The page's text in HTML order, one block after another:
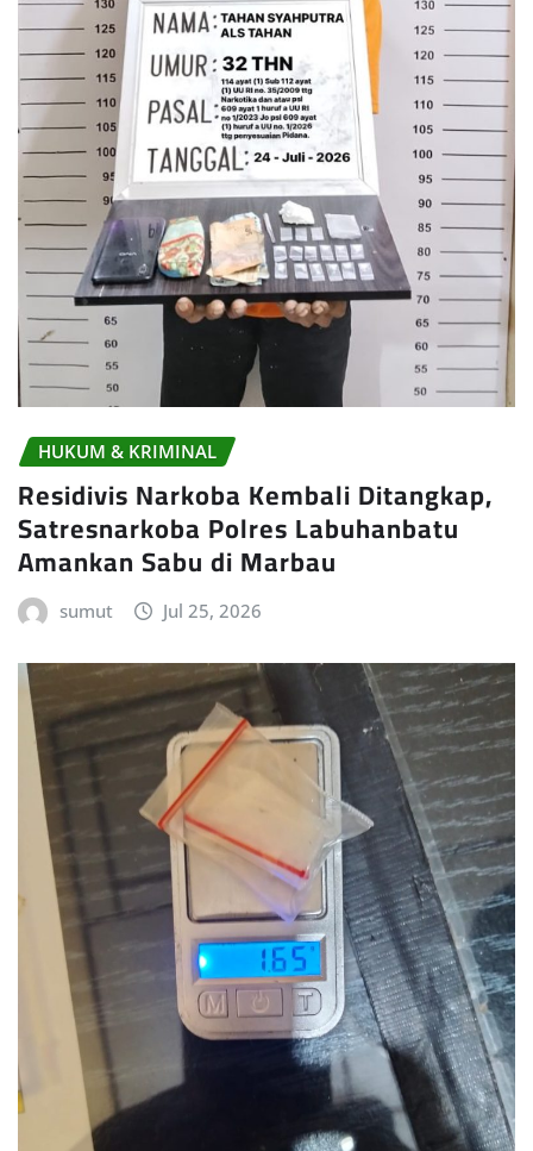
HUKUM & KRIMINAL
Residivis Narkoba Kembali Ditangkap,
Satresnarkoba Polres Labuhanbatu
Amankan Sabu di Marbau
sumut Jul 25, 2026